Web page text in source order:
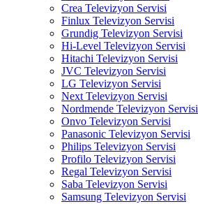
Crea Televizyon Servisi
Finlux Televizyon Servisi
Grundig Televizyon Servisi
Hi-Level Televizyon Servisi
Hitachi Televizyon Servisi
JVC Televizyon Servisi
LG Televizyon Servisi
Next Televizyon Servisi
Nordmende Televizyon Servisi
Onvo Televizyon Servisi
Panasonic Televizyon Servisi
Philips Televizyon Servisi
Profilo Televizyon Servisi
Regal Televizyon Servisi
Saba Televizyon Servisi
Samsung Televizyon Servisi